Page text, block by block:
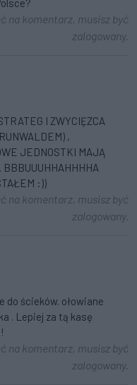
na komentarz, musisz być
zalogowany.
I ZWYCIĘZCA
,
JEDNOSTKI MAJĄ
BBBUUUHHAHHHHA
:))
na komentarz, musisz być
zalogowany.
do ścieków. ołowiane
. Lepiej za tą kasę
na komentarz, musisz być
zalogowany.